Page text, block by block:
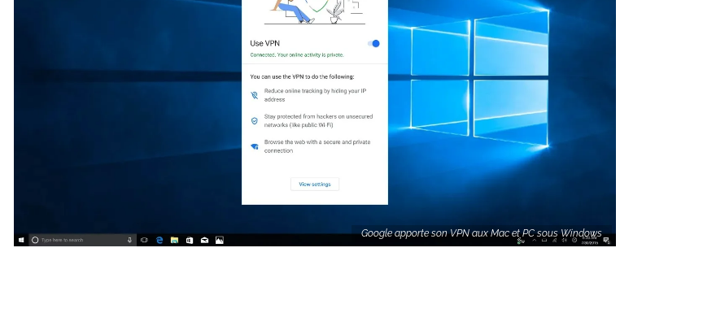
Google apporte son VPN aux Mac et PC sous Windows